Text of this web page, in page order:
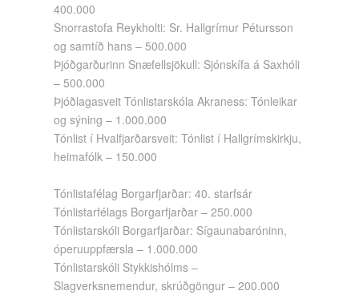
400.000
Snorrastofa Reykholti: Sr. Hallgrímur Pétursson
og samtíð hans – 500.000
Þjóðgarðurinn Snæfellsjökull: Sjónskífa á Saxhóli
– 500.000
Þjóðlagasveit Tónlistarskóla Akraness: Tónleikar
og sýning – 1.000.000
Tónlist í Hvalfjarðarsveit: Tónlist í Hallgrímskirkju,
heimafólk – 150.000
Tónlistafélag Borgarfjarðar: 40. starfsár
Tónlistarfélags Borgarfjarðar – 250.000
Tónlistarskóli Borgarfjarðar: Sígaunabaróninn,
óperuuppfærsla – 1.000.000
Tónlistarskóli Stykkishólms –
Slagverksnemendur, skrúðgöngur – 200.000